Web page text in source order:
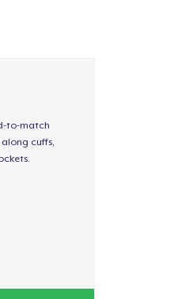
to-match
cuffs,